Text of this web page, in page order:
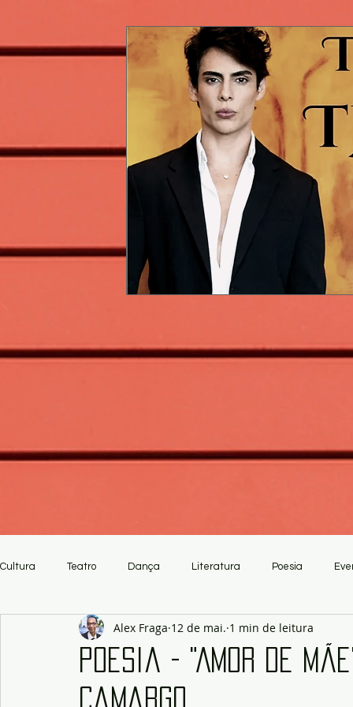
Cultura Teatro Dança Literatura Poesia
Artesanato
Poesia - "Amor de
Camargo
Alex Fraga 12 de mai. 1 min de leitura